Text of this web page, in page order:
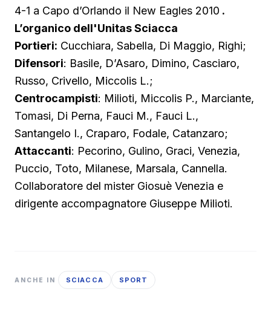
4-1 a Capo d’Orlando il New Eagles 2010 .
L’organico dell'Unitas Sciacca
Portieri: Cucchiara, Sabella, Di Maggio, Righi;
Difensori: Basile, D’Asaro, Dimino, Casciaro,
Russo, Crivello, Miccolis L.;
Centrocampisti: Milioti, Miccolis P., Marciante,
Tomasi, Di Perna, Fauci M., Fauci L.,
Santangelo I., Craparo, Fodale, Catanzaro;
Attaccanti: Pecorino, Gulino, Graci, Venezia,
Puccio, Toto, Milanese, Marsala, Cannella.
Collaboratore del mister Giosuè Venezia e
dirigente accompagnatore Giuseppe Milioti.
ANCHE IN SCIACCA SPORT